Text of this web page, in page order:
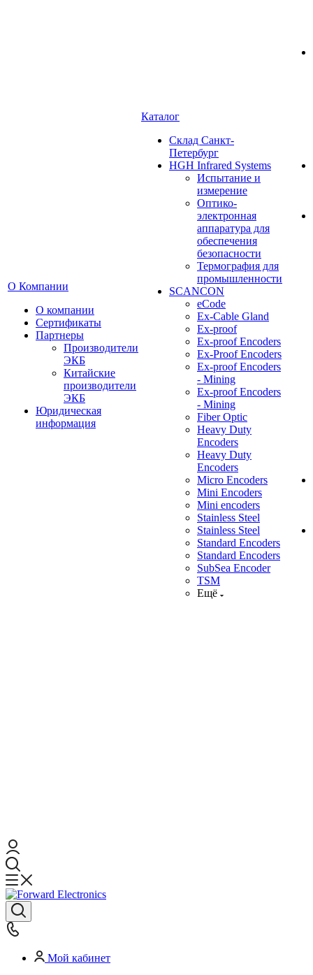
О Компании
О компании
Сертификаты
Партнеры
Производители
ЭКБ
Китайские
производители
ЭКБ
Юридическая
информация
Каталог
Cклад Санкт-
Петербург
HGH Infrared Systems
Испытание и
измерение
Оптико-
электронная
аппаратура для
обеспечения
безопасности
Термография для
промышленности
SCANCON
eCode
Ex-Cable Gland
Ex-proof
Ex-proof Encoders
Ex-Proof Encoders
Ex-proof Encoders
- Mining
Ex-proof Encoders
- Mining
Fiber Optic
Heavy Duty
Encoders
Heavy Duty
Encoders
Micro Encoders
Mini Encoders
Mini encoders
Stainless Steel
Stainless Steel
Standard Encoders
Standard Encoders
SubSea Encoder
TSM
Ещё
Мой кабинет